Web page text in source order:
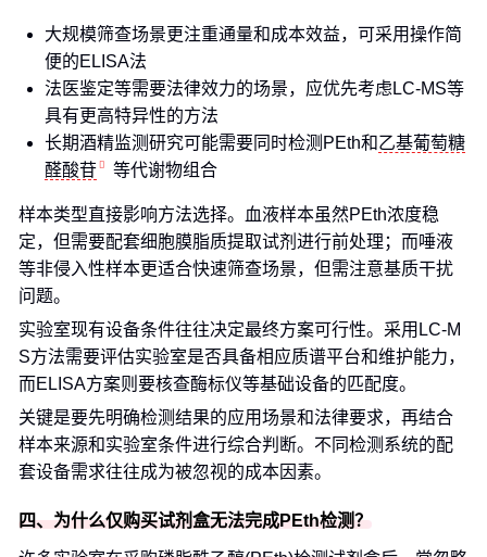
大规模筛查场景更注重通量和成本效益，可采用操作简
便的ELISA法
法医鉴定等需要法律效力的场景，应优先考虑LC-MS等
具有更高特异性的方法
长期酒精监测研究可能需要同时检测PEth和乙基葡萄糖
醛酸苷
等代谢物组合
样本类型直接影响方法选择。血液样本虽然PEth浓度稳
定，但需要配套细胞膜脂质提取试剂进行前处理；而唾液
等非侵入性样本更适合快速筛查场景，但需注意基质干扰
问题。
实验室现有设备条件往往决定最终方案可行性。采用LC-M
S方法需要评估实验室是否具备相应质谱平台和维护能力，
而ELISA方案则要核查酶标仪等基础设备的匹配度。
关键是要先明确检测结果的应用场景和法律要求，再结合
样本来源和实验室条件进行综合判断。不同检测系统的配
套设备需求往往成为被忽视的成本因素。
四、为什么仅购买试剂盒无法完成PEth检测？